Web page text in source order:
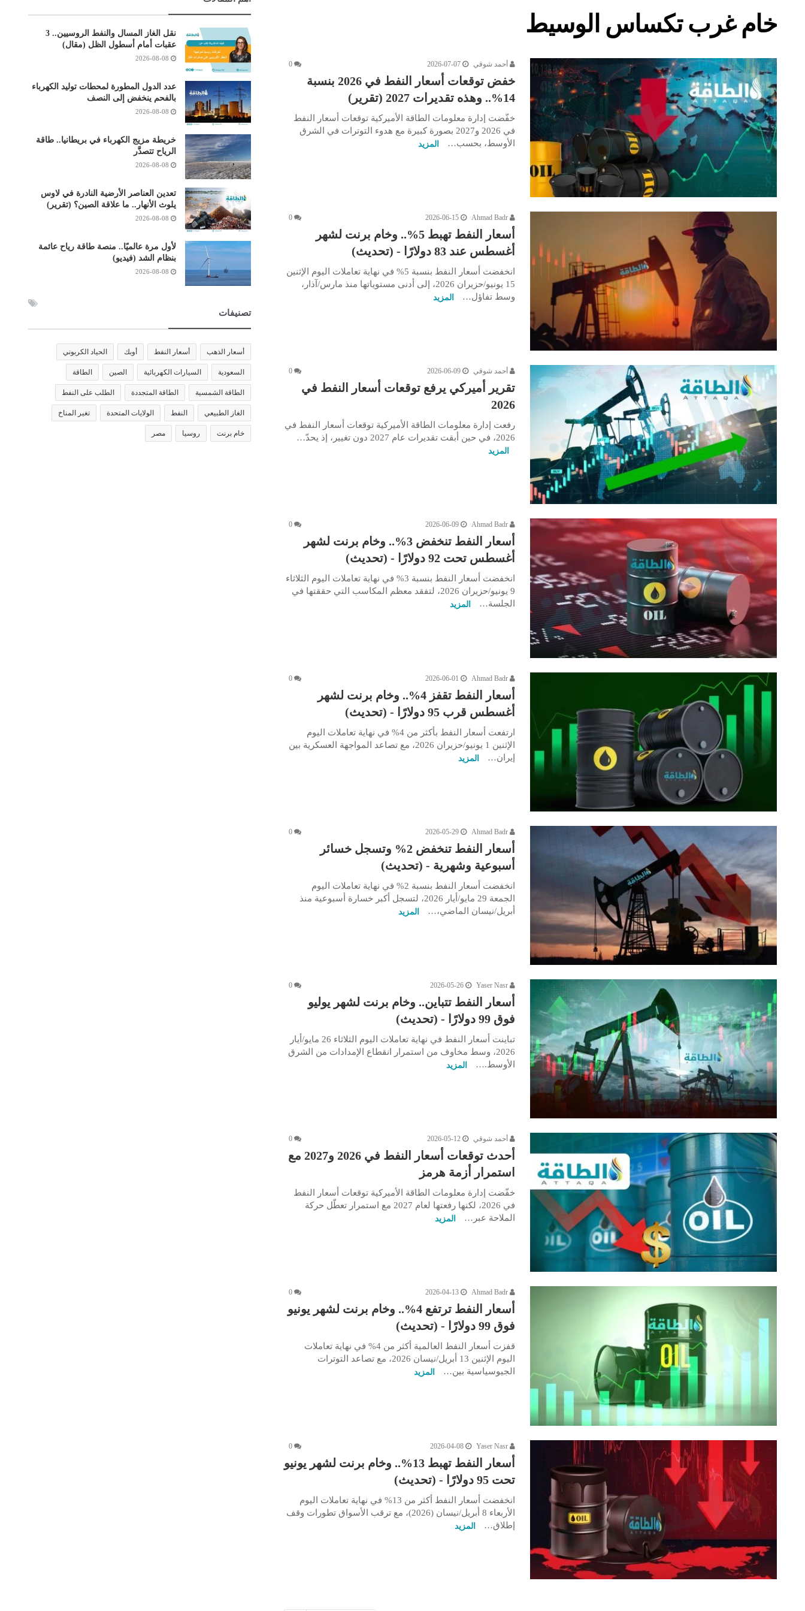
خام غرب تكساس الوسيط
أحمد شوقي 2026-07-07
0
خفض توقعات أسعار النفط في 2026 بنسبة
14%.. وهذه تقديرات 2027 (تقرير)
خفّضت إدارة معلومات الطاقة الأميركية توقعات أسعار النفط
في 2026 و2027 بصورة كبيرة مع هدوء التوترات في الشرق
الأوسط، بحسب…
المزيد
Ahmad Badr
2026-06-15
0
أسعار النفط تهبط 5%.. وخام برنت لشهر
أغسطس عند 83 دولارًا - (تحديث)
انخفضت أسعار النفط بنسبة 5% في نهاية تعاملات اليوم الإثنين
15 يونيو/حزيران 2026، إلى أدنى مستوياتها منذ مارس/آذار،
وسط تفاؤل…
المزيد
أحمد شوقي 2026-06-09
0
تقرير أميركي يرفع توقعات أسعار النفط في
2026
رفعت إدارة معلومات الطاقة الأميركية توقعات أسعار النفط في
2026، في حين أبقت تقديرات عام 2027 دون تغيير، إذ يحدّ…
المزيد
Ahmad Badr
2026-06-09
0
أسعار النفط تنخفض 3%.. وخام برنت لشهر
أغسطس تحت 92 دولارًا - (تحديث)
انخفضت أسعار النفط بنسبة 3% في نهاية تعاملات اليوم الثلاثاء
9 يونيو/حزيران 2026، لتفقد معظم المكاسب التي حققتها في
الجلسة…
المزيد
Ahmad Badr
2026-06-01
0
أسعار النفط تقفز 4%.. وخام برنت لشهر
أغسطس قرب 95 دولارًا - (تحديث)
ارتفعت أسعار النفط بأكثر من 4% في نهاية تعاملات اليوم
الإثنين 1 يونيو/حزيران 2026، مع تصاعد المواجهة العسكرية بين
إيران…
المزيد
Ahmad Badr
2026-05-29
0
أسعار النفط تنخفض 2% وتسجل خسائر
أسبوعية وشهرية - (تحديث)
انخفضت أسعار النفط بنسبة 2% في نهاية تعاملات اليوم
الجمعة 29 مايو/أيار 2026، لتسجل أكبر خسارة أسبوعية منذ
أبريل/نيسان الماضي،…
المزيد
Yaser Nasr
2026-05-26
0
أسعار النفط تتباين.. وخام برنت لشهر يوليو
فوق 99 دولارًا - (تحديث)
تباينت أسعار النفط في نهاية تعاملات اليوم الثلاثاء 26 مايو/أيار
2026، وسط مخاوف من استمرار انقطاع الإمدادات من الشرق
الأوسط.…
المزيد
أحمد شوقي 2026-05-12
0
أحدث توقعات أسعار النفط في 2026 و2027 مع
استمرار أزمة هرمز
خفّضت إدارة معلومات الطاقة الأميركية توقعات أسعار النفط
في 2026، لكنها رفعتها لعام 2027 مع استمرار تعطّل حركة
الملاحة عبر…
المزيد
Ahmad Badr
2026-04-13
0
أسعار النفط ترتفع 4%.. وخام برنت لشهر يونيو
فوق 99 دولارًا - (تحديث)
قفزت أسعار النفط العالمية أكثر من 4% في نهاية تعاملات
اليوم الإثنين 13 أبريل/نيسان 2026، مع تصاعد التوترات
الجيوسياسية بين…
المزيد
Yaser Nasr
2026-04-08
0
أسعار النفط تهبط 13%.. وخام برنت لشهر يونيو
تحت 95 دولارًا - (تحديث)
انخفضت أسعار النفط أكثر من 13% في نهاية تعاملات اليوم
الأربعاء 8 أبريل/نيسان (2026)، مع ترقب الأسواق تطورات وقف
إطلاق…
المزيد
نقل الغاز المسال والنفط الروسيين.. 3
عقبات أمام أسطول الظل (مقال)
2026-08-08
عدد الدول المطورة لمحطات توليد الكهرباء
بالفحم ينخفض إلى النصف
2026-08-08
خريطة مزيج الكهرباء في بريطانيا.. طاقة
الرياح تتصدَّر
2026-08-08
تعدين العناصر الأرضية النادرة في لاوس
يلوث الأنهار.. ما علاقة الصين؟ (تقرير)
2026-08-08
لأول مرة عالميًا.. منصة طاقة رياح عائمة
بنظام الشد (فيديو)
2026-08-08
تصنيفات
أسعار الذهب أسعار النفط أوبك الحياد الكربوني
السعودية السيارات الكهربائية الصين الطاقة
الطاقة الشمسية الطاقة المتجددة الطلب على النفط
الغاز الطبيعي النفط الولايات المتحدة تغير المناخ
خام برنت روسيا مصر